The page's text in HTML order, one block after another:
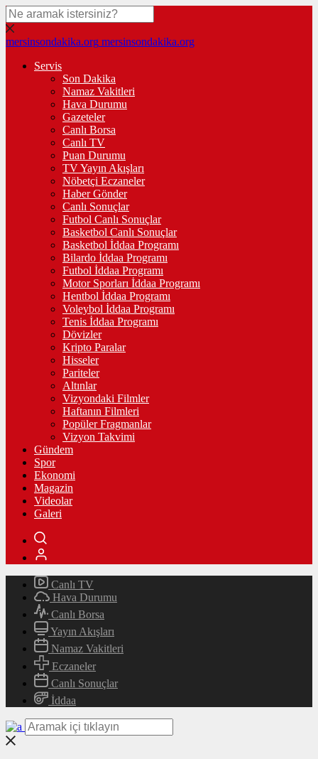
mersinsondakika.org mersinsondakika.org
Servis
Son Dakika
Namaz Vakitleri
Hava Durumu
Gazeteler
Canlı Borsa
Canlı TV
Puan Durumu
TV Yayın Akışları
Nöbetçi Eczaneler
Haber Gönder
Canlı Sonuçlar
Futbol Canlı Sonuçlar
Basketbol Canlı Sonuçlar
Basketbol İddaa Programı
Bilardo İddaa Programı
Futbol İddaa Programı
Motor Sporları İddaa Programı
Hentbol İddaa Programı
Voleybol İddaa Programı
Tenis İddaa Programı
Dövizler
Kripto Paralar
Hisseler
Pariteler
Altınlar
Vizyondaki Filmler
Haftanın Filmleri
Popüler Fragmanlar
Vizyon Takvimi
Gündem
Spor
Ekonomi
Magazin
Videolar
Galeri
Canlı TV
Hava Durumu
Canlı Borsa
Yayın Akışları
Namaz Vakitleri
Eczaneler
Canlı Sonuçlar
İddaa